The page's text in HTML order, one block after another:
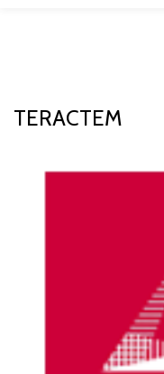
TERACTEM